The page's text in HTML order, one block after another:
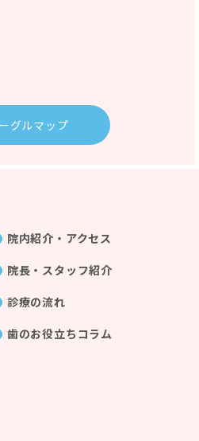
グルマップ
院内紹介・アクセス
院長・スタッフ紹介
診療の流れ
歯のお役立ちコラム